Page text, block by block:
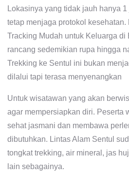
Lokasinya yang tidak jauh hanya
tetap menjaga protokol kesehatan.
Tracking Mudah untuk Keluarga di
rancang sedemikian rupa hingga
Trekking ke Sentul ini bukan
dilalui tapi terasa menyenangkan
Untuk wisatawan yang akan
agar mempersiapkan diri. Peserta
sehat jasmani dan membawa
dibutuhkan. Lintas Alam Sentul
tongkat trekking, air mineral, jas
lain sebagainya.